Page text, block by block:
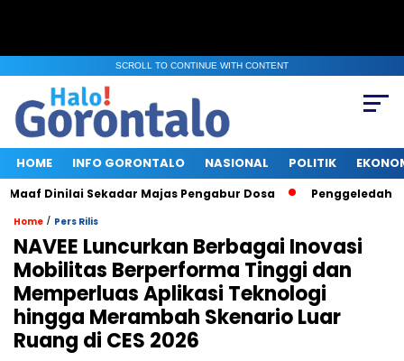
SCROLL TO CONTINUE WITH CONTENT
HOME INFO GORONTALO NASIONAL POLITIK
Dinilai Sekadar Majas Pengabur Dosa Penggeledahan
Home / Pers Rilis
NAVEE Luncurkan Berbagai Inovasi
Mobilitas Berperforma Tinggi dan
Memperluas Aplikasi Teknologi
hingga Merambah Skenario Luar
Ruang di CES 2026